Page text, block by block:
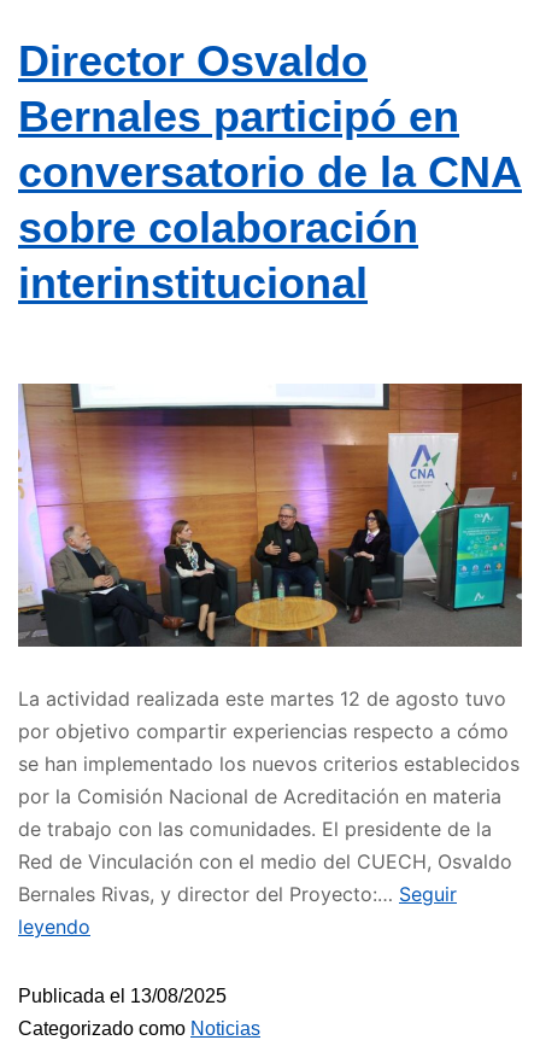
Director Osvaldo
Bernales participó en
conversatorio de la CNA
sobre colaboración
interinstitucional
La actividad realizada este martes 12 de agosto tuvo
por objetivo compartir experiencias respecto a cómo
se han implementado los nuevos criterios establecidos
por la Comisión Nacional de Acreditación en materia
de trabajo con las comunidades. El presidente de la
Red de Vinculación con el medio del CUECH, Osvaldo
Bernales Rivas, y director del Proyecto:… Seguir
leyendo
Publicada el 13/08/2025
Categorizado como Noticias